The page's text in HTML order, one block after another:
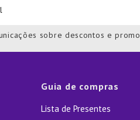
sobre descontos e
Guia de compras
Lista de Presentes